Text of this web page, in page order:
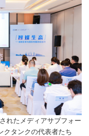
れたメディアサブフォー
クタンクの代表者たち